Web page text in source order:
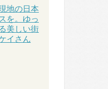
地の日本
を。ゆっ
美しい街
イさん